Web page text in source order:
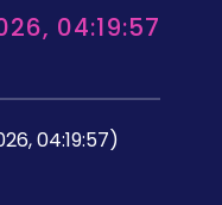
04:19:57
04:19:57)